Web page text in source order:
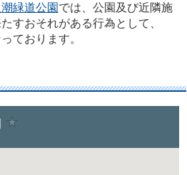
緑道公園 では、公園及び近隣施
すおそれがある行為として、
ております。